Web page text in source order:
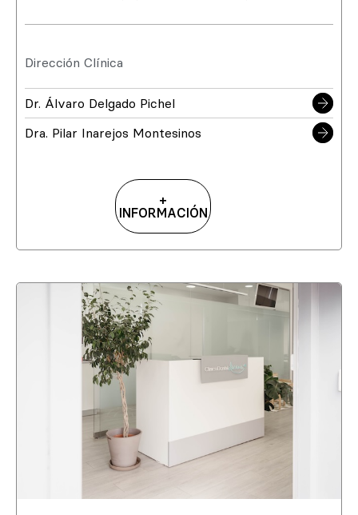
Dirección Clínica
Dr. Álvaro Delgado Pichel
Dra. Pilar Inarejos Montesinos
+
INFORMACIÓN